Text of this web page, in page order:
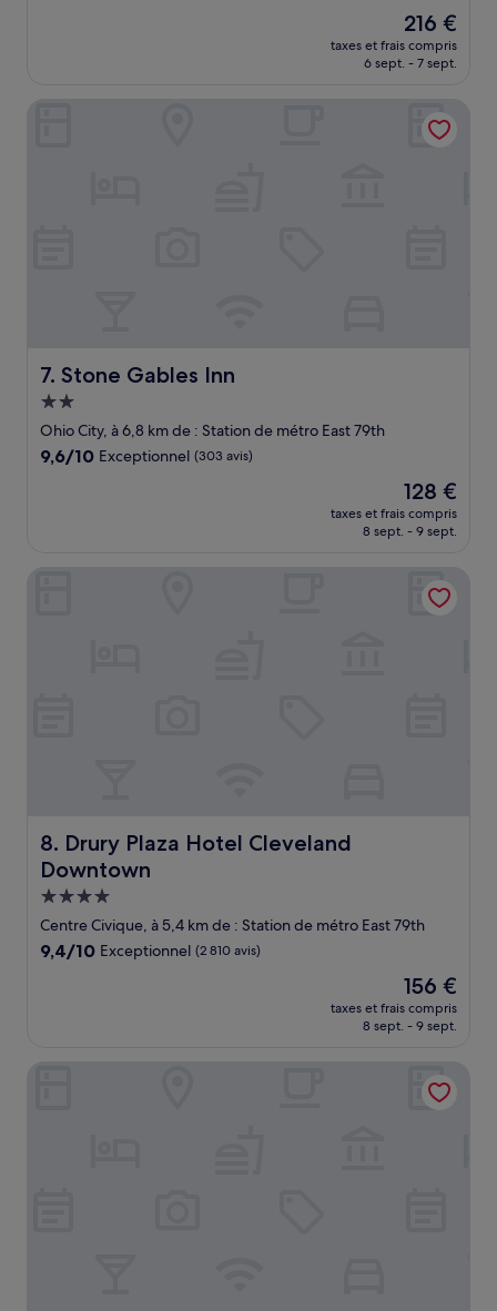
Le
nouveau
prix
de
216 €
216 €
taxes et frais compris
6 sept. - 7 sept.
7. Stone Gables Inn
Stone Gables Inn
Hébergement
2.0 étoiles
Ohio City, à 6,8 km de : Station de métro East 79th
9.6
9,6/10 Exceptionnel (303 avis)
Le
nouveau
prix
de
128 €
128 €
taxes et frais compris
8 sept. - 9 sept.
8. Drury Plaza Hotel Cleveland
Downtown
Drury Plaza Hotel Cleveland Downtown
Hébergement
4.0 étoiles
Centre Civique, à 5,4 km de : Station de métro East 79th
9.4
9,4/10 Exceptionnel (2 810 avis)
Le
nouveau
prix
de
156 €
156 €
taxes et frais compris
8 sept. - 9 sept.